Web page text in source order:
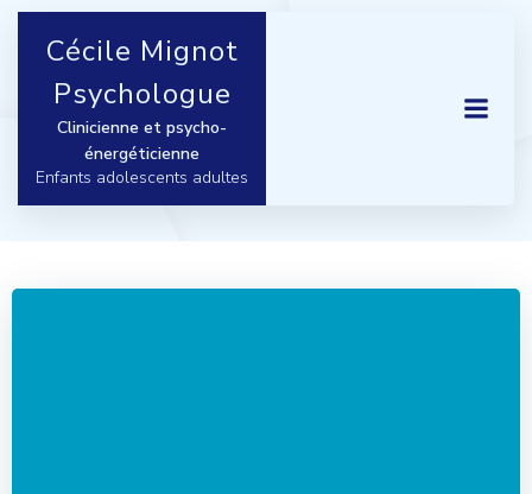
Aller
Cécile Mignot
Psychologue
Clinicienne et psycho-
énergéticienne
Enfants adolescents adultes